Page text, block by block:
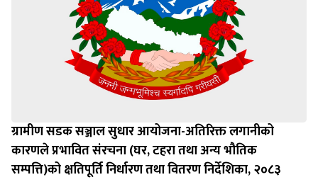
ग्रामीण सडक सञ्जाल सुधार आयोजना-अतिरिक्त लगानीको
कारणले प्रभावित संरचना (घर, टहरा तथा अन्य भौतिक
सम्पत्ति)को क्षतिपूर्ति निर्धारण तथा वितरण निर्देशिका, २०८३